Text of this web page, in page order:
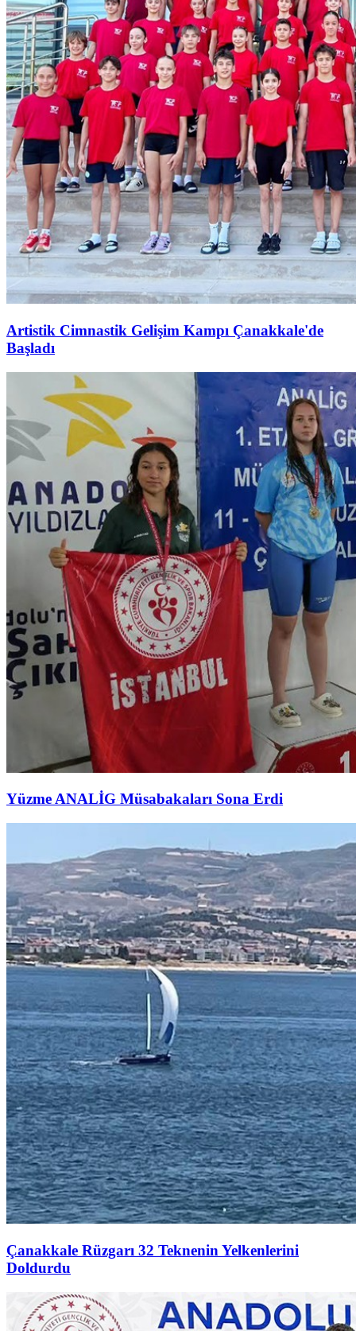
Artistik Cimnastik Gelişim Kampı Çanakkale'de
Başladı
Yüzme ANALİG Müsabakaları Sona Erdi
Çanakkale Rüzgarı 32 Teknenin Yelkenlerini
Doldurdu